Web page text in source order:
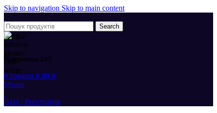
Skip to navigation Skip to main content
Search
Підтримка 24/7
0 товарів 0,00 ₴
Меню
Вхід / Реєстрація